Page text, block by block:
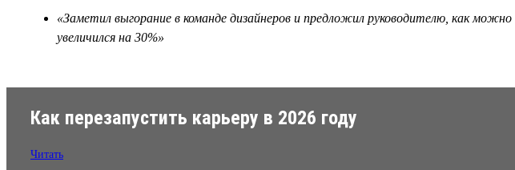
«Заметил выгорание в команде дизайнеров и предложил руководителю, как
увеличился на 30%»
Как перезапустить карьеру в 2026 году
Читать